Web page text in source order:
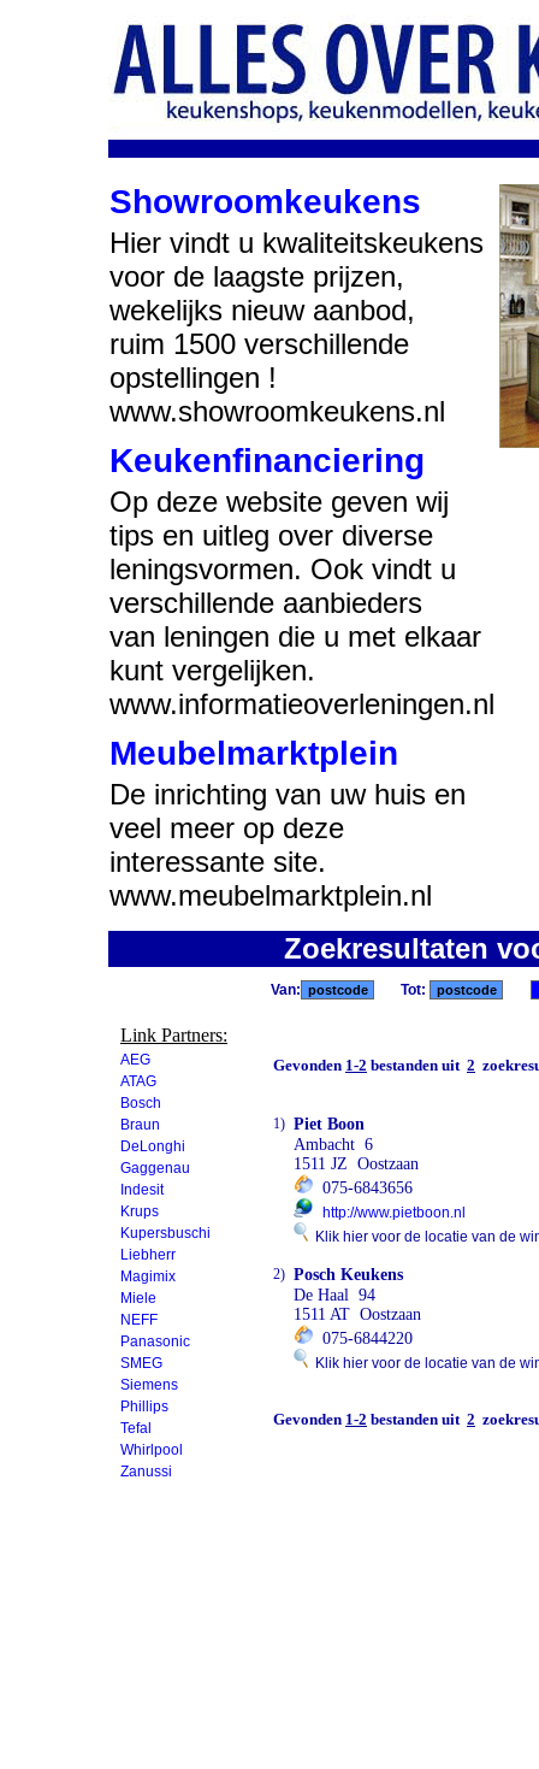
Showroomkeukens
Hier vindt u kwaliteitskeukens
voor de laagste prijzen,
wekelijks nieuw aanbod,
ruim 1500 verschillende
opstellingen !
www.showroomkeukens.nl
Keukenfinanciering
Op deze website geven wij
tips en uitleg over diverse
leningsvormen. Ook vindt u
verschillende aanbieders
van leningen die u met elkaar
kunt vergelijken.
www.informatieoverleningen.nl
Meubelmarktplein
De inrichting van uw huis en
veel meer op deze
interessante site.
www.meubelmarktplein.nl
Zoekresultaten
Link Partners:
AEG
ATAG
Bosch
Braun
DeLonghi
Gaggenau
Indesit
Krups
Kupersbuschi
Liebherr
Magimix
Miele
NEFF
Panasonic
SMEG
Siemens
Phillips
Tefal
Whirlpool
Zanussi
Van: Tot:
Gevonden 1-2 bestanden uit 2
1) Piet Boon
Ambacht 6
1511 JZ Oostzaan
075-6843656
http://www.pietboon.nl
Klik hier voor de locatie van de
2) Posch Keukens
De Haal 94
1511 AT Oostzaan
075-6844220
Klik hier voor de locatie van de
Gevonden 1-2 bestanden uit 2